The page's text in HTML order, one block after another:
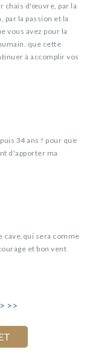
chais d'œuvre, par la
la passion et la
vous avez pour la
que cette
à accomplir vos
34 ans ! pour que
d'apporter ma
cave,qui sera comme
et bon vent
> >>